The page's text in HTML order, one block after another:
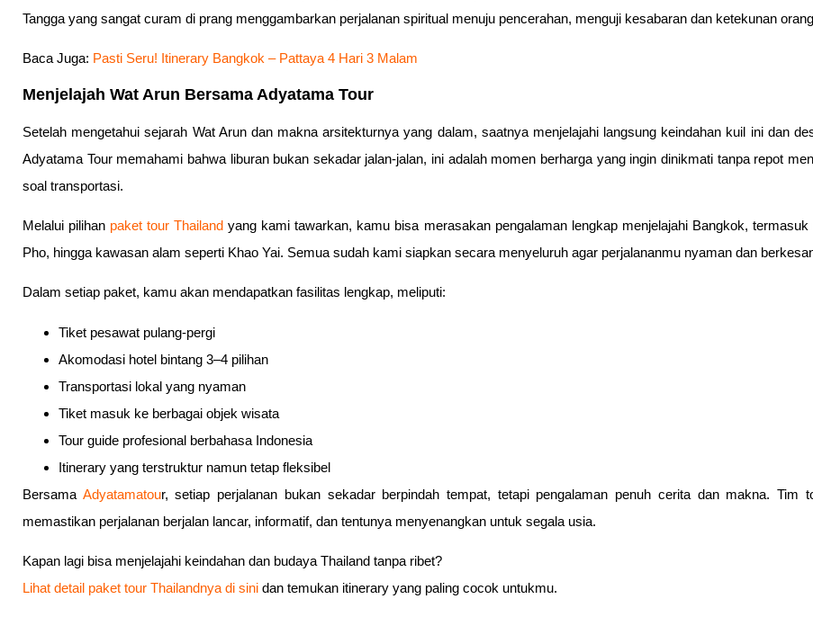
Tangga yang sangat curam di prang menggambarkan perjalanan spiritual menuju pencerahan, menguji kesabaran dan ketekunan
Baca Juga: Pasti Seru! Itinerary Bangkok – Pattaya 4 Hari 3 Malam
Menjelajah Wat Arun Bersama Adyatama Tour
Setelah mengetahui sejarah Wat Arun dan makna arsitekturnya yang dalam, saatnya menjelajahi langsung keindahan kuil ini dan
Adyatama Tour memahami bahwa liburan bukan sekadar jalan-jalan, ini adalah momen berharga yang ingin dinikmati tanpa repot
soal transportasi.
Melalui pilihan paket tour Thailand yang kami tawarkan, kamu bisa merasakan pengalaman lengkap menjelajahi Bangkok,
Pho, hingga kawasan alam seperti Khao Yai. Semua sudah kami siapkan secara menyeluruh agar perjalananmu nyaman dan
Dalam setiap paket, kamu akan mendapatkan fasilitas lengkap, meliputi:
Tiket pesawat pulang-pergi
Akomodasi hotel bintang 3–4 pilihan
Transportasi lokal yang nyaman
Tiket masuk ke berbagai objek wisata
Tour guide profesional berbahasa Indonesia
Itinerary yang terstruktur namun tetap fleksibel
Bersama Adyatamatour, setiap perjalanan bukan sekadar berpindah tempat, tetapi pengalaman penuh cerita dan makna. Tim
memastikan perjalanan berjalan lancar, informatif, dan tentunya menyenangkan untuk segala usia.
Kapan lagi bisa menjelajahi keindahan dan budaya Thailand tanpa ribet?
Lihat detail paket tour Thailandnya di sini dan temukan itinerary yang paling cocok untukmu.